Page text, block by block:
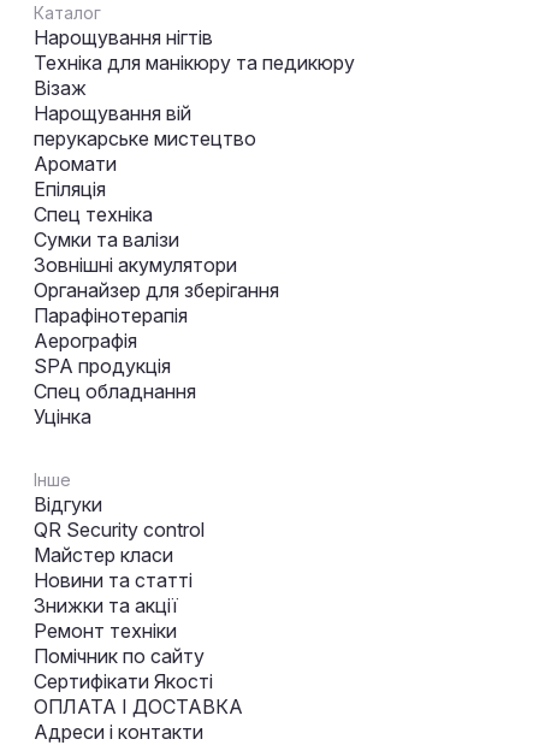
Каталог
Нарощування нігтів
Техніка для манікюру та педикюру
Візаж
Нарощування вій
перукарське мистецтво
Аромати
Епіляція
Спец техніка
Сумки та валізи
Зовнішні акумулятори
Органайзер для зберігання
Парафінотерапія
Аерографія
SPA продукція
Спец обладнання
Уцінка
Інше
Відгуки
QR Security control
Майстер класи
Новини та статті
Знижки та акції
Ремонт техніки
Помічник по сайту
Сертифікати Якості
ОПЛАТА І ДОСТАВКА
Адреси і контакти